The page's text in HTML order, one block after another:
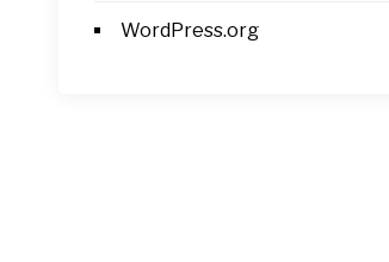
WordPress.org